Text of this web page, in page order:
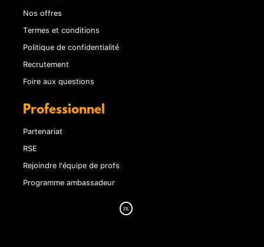
Nos offres
Termes et conditions
Politique de confidentialité
Recrutement
Foire aux questions
Professionnel
Partenariat
RSE
Rejoindre l'équipe de profs
Programme ambassadeur